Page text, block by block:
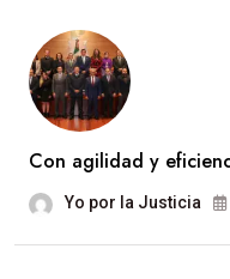
Con agilidad y
Yo por la Justicia